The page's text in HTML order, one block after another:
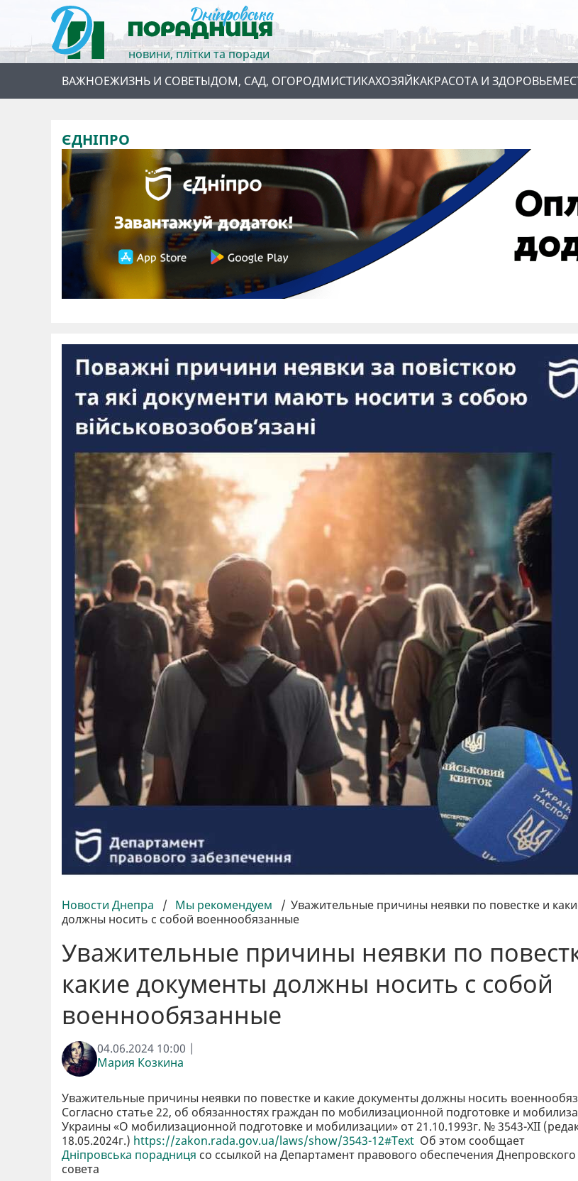
новини, плітки та поради
ВАЖНОЕЖИЗНЬ И СОВЕТЫДОМ, САД, ОГОРОДМИСТИКАХОЗЯЙКАКРАСОТА И ЗДОРОВЬЕ
ЄДНІПРО
Новости Днепра / Мы рекомендуем / ​​Уважительные причины неявки по повестке и
должны носить с собой военнообязанные
​​Уважительные причины неявки по
какие документы должны носить с собой
военнообязанные
04.06.2024 10:00 |
Мария Козкина
Уважительные причины неявки по повестке и какие документы должны носить
Согласно статье 22, об обязанностях граждан по мобилизационной подготовке и
Украины «О мобилизационной подготовке и мобилизации» от 21.10.1993г. № 3543-XII
18.05.2024г.) https://zakon.rada.gov.ua/laws/show/3543-12#Text Об этом сообщает
Дніпровська порадниця со ссылкой на Департамент правового обеспечения Днепровского
совета